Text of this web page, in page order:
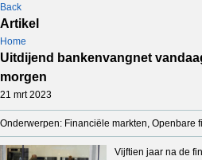
Back
Artikel
Home
Uitdijend bankenvangnet
morgen
21 mrt 2023
Onderwerpen: Financiële markten, Openbare
Vijftien jaar na de